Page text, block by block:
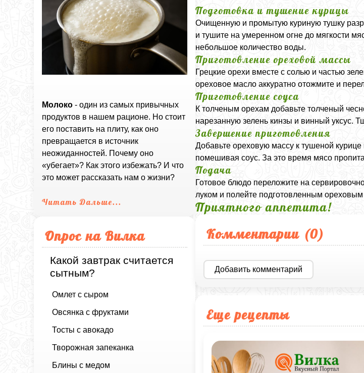
Молоко - один из самых привычных
продуктов в нашем рационе. Но стоит
его поставить на плиту, как оно
превращается в источник
неожиданностей. Почему оно
«убегает»? Как этого избежать? И что
это может рассказать нам о жизни?
Читать Дальше...
Опрос на Вилка
Какой завтрак считается
сытным?
Омлет с сыром
Овсянка с фруктами
Тосты с авокадо
Творожная запеканка
Блины с медом
Подготовка и тушение курицы
Очищенную и промытую куриную тушку
и тушите на умеренном огне до мягкости
небольшое количество воды.
Приготовление ореховой массы
Грецкие орехи вместе с солью и частью
ореховое масло аккуратно отожмите и
Приготовление соуса
К толченым орехам добавьте толченый
нарезанную зелень кинзы и винный уксус.
Завершение приготовления
Добавьте ореховую массу к тушеной
помешивая соус. За это время мясо
Подача
Готовое блюдо переложите на
луком и полейте подготовленным
Приятного аппетита!
Комментарии (0)
Добавить комментарий
Еще рецепты